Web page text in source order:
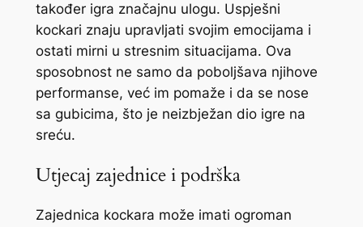
također igra značajnu ulogu. Uspješni
kockari znaju upravljati svojim emocijama i
ostati mirni u stresnim situacijama. Ova
sposobnost ne samo da poboljšava njihove
performanse, već im pomaže i da se nose
sa gubicima, što je neizbježan dio igre na
sreću.
Utjecaj zajednice i podrška
Zajednica kockara može imati ogroman